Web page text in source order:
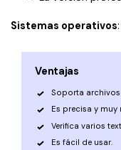
Sistemas operativos
Ventajas
Soporta
Es precisa y muy
Verifica varios
Es fácil de usar.